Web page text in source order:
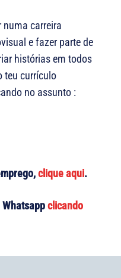
numa carreira
e fazer parte de
histórias em todos
teu currículo
no assunto :
clique aqui.
clicando